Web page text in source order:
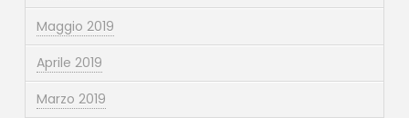
Maggio 2019
Aprile 2019
Marzo 2019